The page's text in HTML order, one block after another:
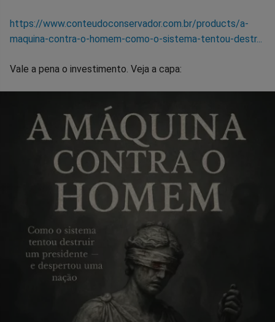
https://www.conteudoconservador.com.br/products/a-
maquina-contra-o-homem-como-o-sistema-tentou-destr...
Vale a pena o investimento. Veja a capa: